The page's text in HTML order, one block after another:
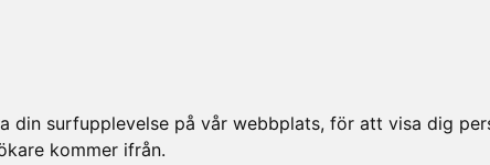
surfupplevelse på vår webbplats, för att visa dig
kommer ifrån.